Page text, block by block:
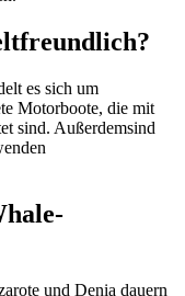
es sich um
Motorboote, die mit
sind. Außerdemsind
und Denia dauern